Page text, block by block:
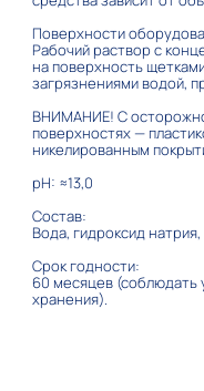
Поверхности
Рабочий раствор с
на поверхность
загрязнениями водой,
ВНИМАНИЕ! С
поверхностях —
никелированным
pH: ≈13,0
Состав:
Вода, гидроксид
Срок годности:
60 месяцев (соблюдать
хранения).